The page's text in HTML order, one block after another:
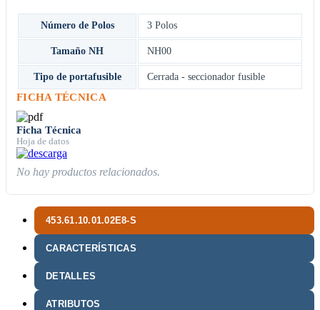
453.61.10.01.02E8-S
CARACTERÍSTICAS
DETALLES
ATRIBUTOS
Número de Polos 3 Polos
Tamaño NH NH00
Tipo de portafusible Cerrada - seccionador fusible
FICHA TÉCNICA
Ficha Técnica
Hoja de datos
No hay productos relacionados.